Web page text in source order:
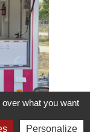
what you want
Personalize